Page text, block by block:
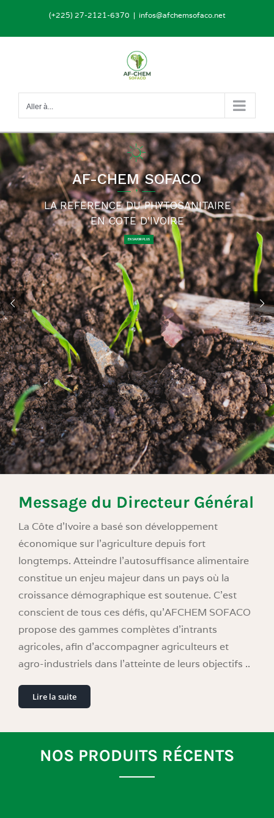
(+225) 27-2121-6370 | infos@afchemsofaco.net
Aller à...
EN SAVOIR PLUS
AF-CHEM SOFACO
LA REFERENCE DU PHYTOSANITAIRE
EN COTE D'IVOIRE
Message du Directeur Général
La Côte d’Ivoire a basé son développement
économique sur l’agriculture depuis fort
longtemps. Atteindre l’autosuffisance alimentaire
constitue un enjeu majeur dans un pays où la
croissance démographique est soutenue. C’est
conscient de tous ces défis, qu’AFCHEM SOFACO
propose des gammes complètes d’intrants
agricoles, afin d’accompagner agriculteurs et
agro-industriels dans l’atteinte de leurs objectifs ..
Lire la suite
NOS PRODUITS RÉCENTS